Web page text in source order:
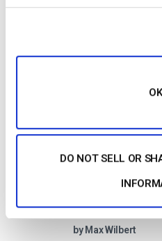
OK
DO NOT SELL OR
Read Next
de streaming en
by Max Wilbert